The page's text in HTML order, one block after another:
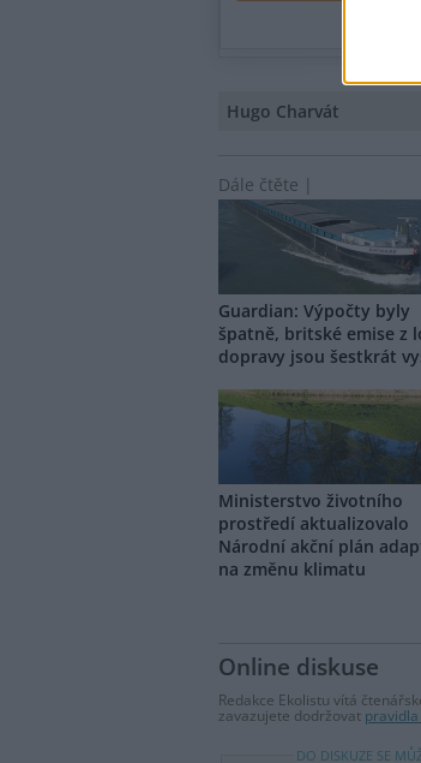
Hugo Charvát
Dále čtěte |
Guardian: Výpočty byly
špatně, britské emise z
dopravy jsou šestkrát
Ministerstvo životního
prostředí aktualizovalo
Národní akční plán
na změnu klimatu
Online diskuse
Redakce Ekolistu vítá
zavazujete dodržovat
DO DISKUZE SE